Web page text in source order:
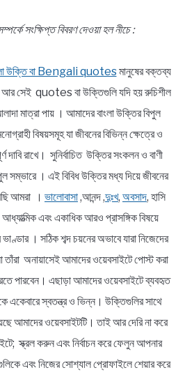
সংক্ষিপ্ত বিবরণ দেওয়া হল নীচে :
উক্তি বা Bengali quotesমানুষের বক্তব্য
আর সেই quotes বা উক্তিগুলি যদি হয় রুচিশীল
মাত্রা পায় । আমাদের বাংলা উক্তির বিপুল
বিষয়সমূহ যা জীবনের বিভিন্ন ক্ষেত্রে ও
দাবি রাখে। সুনির্বাচিত উক্তির সংকলন ও বাণী
সম্ভারে । এই বিবিধ উক্তির মধ্য দিয়ে জীবনের
আমরা । ভালোবাসা,আনন্দ ,দুঃখ, অবসাদ, হাসি
এবং একাধিক আরও প্রাসঙ্গিক বিষয়ে
। সঠিক শব্দ চয়নের অভাবে যারা নিজেদের
অনায়াসেই আমাদের ওয়েবসাইটে পোস্ট করা
পারবেন। এছাড়া আমাদের ওয়েবসাইটে ব্যবহৃত
একেবারে স্বতন্ত্র ও ভিন্ন। উক্তিগুলির সাথে
আমাদের ওয়েবসাইটটি। তাই আর দেরি না করে
স্ক্রল করুন এবং নির্বাচন করে ফেলুন আপনার
এবং নিজের সোশ্যাল প্রোফাইলে শেয়ার করে